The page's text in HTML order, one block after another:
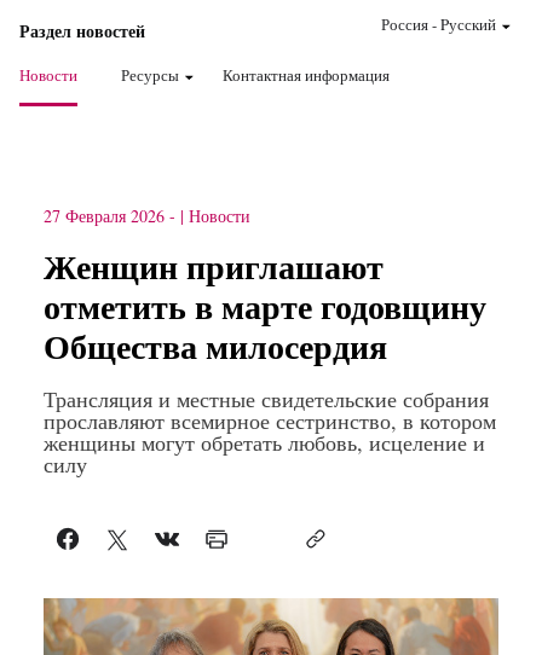
Раздел новостей
Новости Ресурсы Контактная информация
Россия-Pусский
27 Февраля 2026 - Новости
Женщин приглашают
отметить в марте годовщину
Общества милосердия
Трансляция и местные свидетельские собрания
прославляют всемирное сестринство, в котором
женщины могут обретать любовь, исцеление и
силу